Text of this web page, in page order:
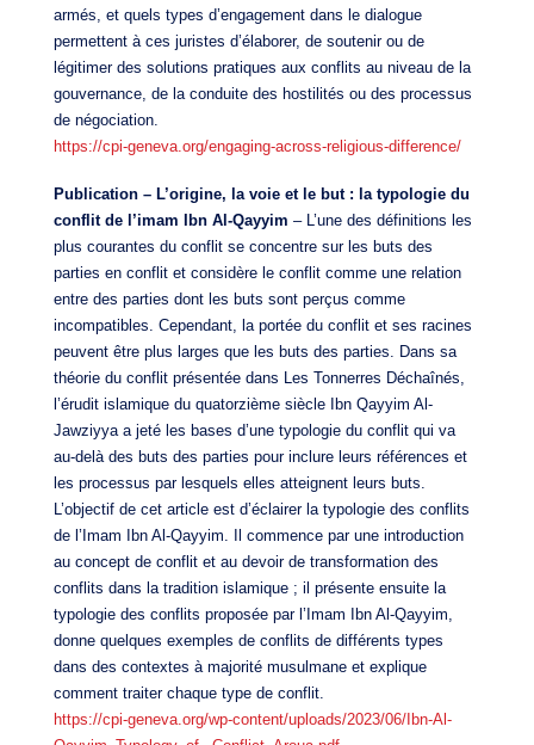
armés, et quels types d’engagement dans le dialogue
permettent à ces juristes d’élaborer, de soutenir ou de
légitimer des solutions pratiques aux conflits au niveau de la
gouvernance, de la conduite des hostilités ou des processus
de négociation.
https://cpi-geneva.org/engaging-across-religious-difference/
Publication – L’origine, la voie et le but : la typologie du
conflit de l’imam Ibn Al-Qayyim – L’une des définitions les
plus courantes du conflit se concentre sur les buts des
parties en conflit et considère le conflit comme une relation
entre des parties dont les buts sont perçus comme
incompatibles. Cependant, la portée du conflit et ses racines
peuvent être plus larges que les buts des parties. Dans sa
théorie du conflit présentée dans Les Tonnerres Déchaînés,
l’érudit islamique du quatorzième siècle Ibn Qayyim Al-
Jawziyya a jeté les bases d’une typologie du conflit qui va
au-delà des buts des parties pour inclure leurs références et
les processus par lesquels elles atteignent leurs buts.
L’objectif de cet article est d’éclairer la typologie des conflits
de l’Imam Ibn Al-Qayyim. Il commence par une introduction
au concept de conflit et au devoir de transformation des
conflits dans la tradition islamique ; il présente ensuite la
typologie des conflits proposée par l’Imam Ibn Al-Qayyim,
donne quelques exemples de conflits de différents types
dans des contextes à majorité musulmane et explique
comment traiter chaque type de conflit.
https://cpi-geneva.org/wp-content/uploads/2023/06/Ibn-Al-